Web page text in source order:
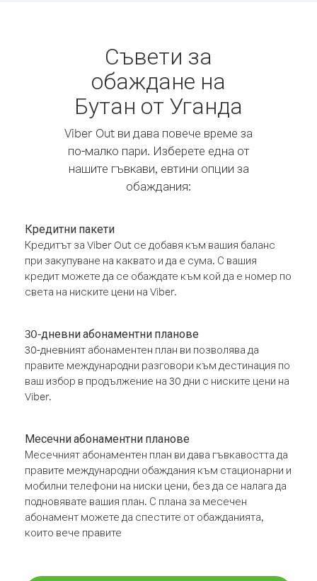
Съвети за
обаждане на
Бутан от Уганда
Viber Out ви дава повече време за
по-малко пари. Изберете една от
нашите гъвкави, евтини опции за
обаждания:
Кредитни пакети
Кредитът за Viber Out се добавя към вашия баланс
при закупуване на каквато и да е сума. С вашия
кредит можете да се обаждате към кой да е номер по
света на ниските цени на Viber.
30-дневни абонаментни планове
30-дневният абонаментен план ви позволява да
правите международни разговори към дестинация по
ваш избор в продължение на 30 дни с ниските цени на
Viber.
Месечни абонаментни планове
Месечният абонаментен план ви дава гъвкавостта да
правите международни обаждания към стационарни и
мобилни телефони на ниски цени, без да се налага да
подновявате вашия план. С плана за месечен
абонамент можете да спестите от обажданията,
които вече правите